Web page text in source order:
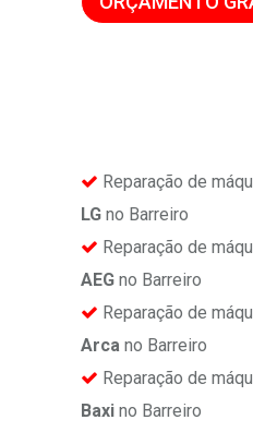
Reparação de
LG no Barreiro
Reparação de
AEG no Barreiro
Reparação de
Arca no Barreiro
Reparação de
Baxi no Barreiro